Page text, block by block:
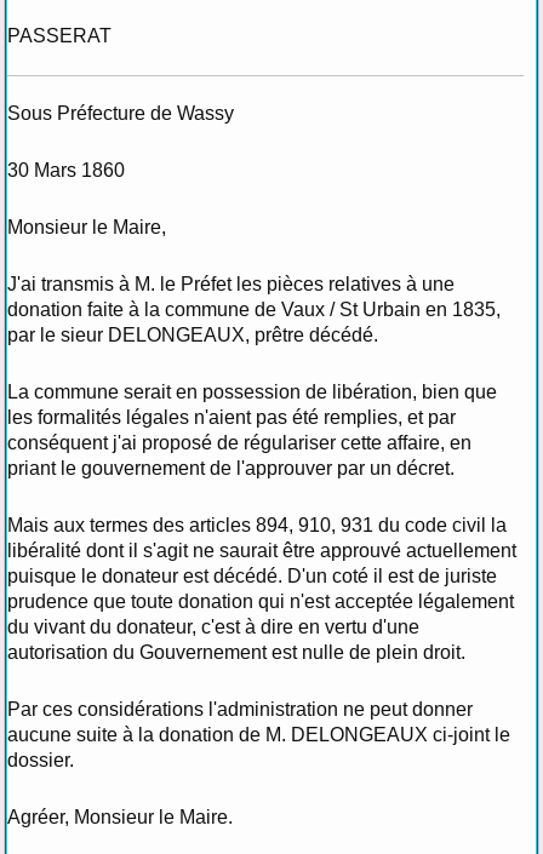
PASSERAT
Sous Préfecture de Wassy
30 Mars 1860
Monsieur le Maire,
J'ai transmis à M. le Préfet les pièces relatives à une
donation faite à la commune de Vaux / St Urbain en 1835,
par le sieur DELONGEAUX, prêtre décédé.
La commune serait en possession de libération, bien que
les formalités légales n'aient pas été remplies, et par
conséquent j'ai proposé de régulariser cette affaire, en
priant le gouvernement de l'approuver par un décret.
Mais aux termes des articles 894, 910, 931 du code civil la
libéralité dont il s'agit ne saurait être approuvé actuellement
puisque le donateur est décédé. D'un coté il est de juriste
prudence que toute donation qui n'est acceptée légalement
du vivant du donateur, c'est à dire en vertu d'une
autorisation du Gouvernement est nulle de plein droit.
Par ces considérations l'administration ne peut donner
aucune suite à la donation de M. DELONGEAUX ci-joint le
dossier.
Agréer, Monsieur le Maire.